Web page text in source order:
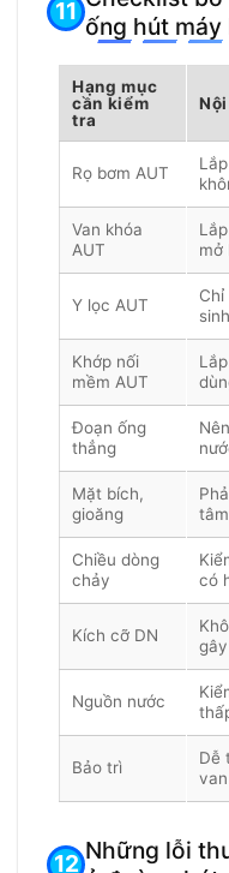
ống hút máy
Hạng mục
cần kiểm
tra
Rọ bơm AUT
Van khóa
AUT
mở
Y lọc AUT
Khớp nối
mềm AUT
Đoạn ống
thẳng
Mặt bích,
gioăng
tâm
Chiều dòng
chảy
có
Kích cỡ DN
Nguồn nước
Bảo trì
Dễ
Những lỗi